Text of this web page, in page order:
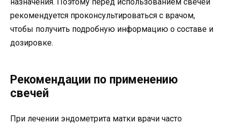
назначения. Поэтому перед использованием свечей
рекомендуется проконсультироваться с врачом,
чтобы получить подробную информацию о составе и
дозировке.
Рекомендации по применению
свечей
При лечении эндометрита матки врачи часто